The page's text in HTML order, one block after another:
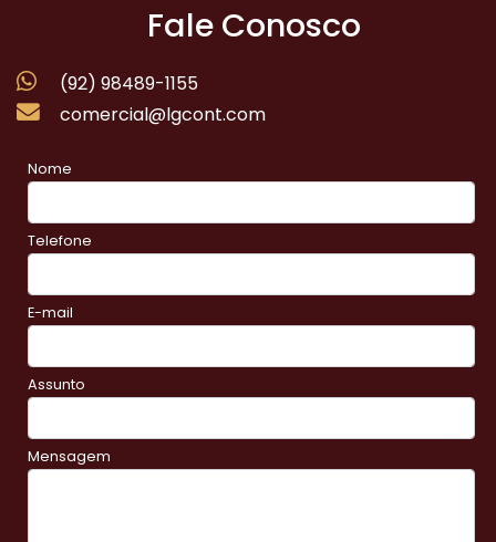
Fale Conosco
(92) 98489-1155
comercial@lgcont.com
Nome
Telefone
E-mail
Assunto
Mensagem